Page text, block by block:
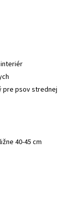
interiér
pre psov strednej
40-45 cm